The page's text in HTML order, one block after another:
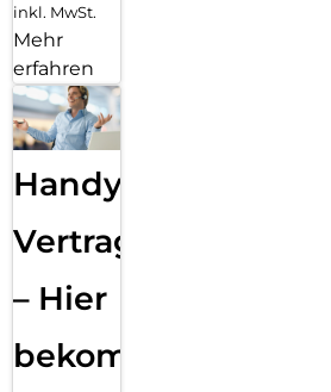
inkl. MwSt.
Mehr
erfahren
Handy
Vertragsabwicklung
– Hier
bekommst